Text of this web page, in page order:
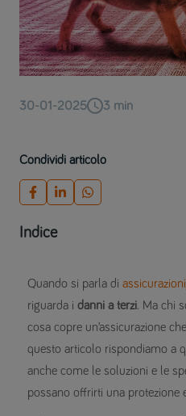
30-01-2025 3 min
Condividi articolo
Indice
Quando si parla di assicurazioni
riguarda i danni a terzi. Ma chi
cosa copre un’assicurazione
questo articolo rispondiamo a
anche come le soluzioni e le
possano offrirti una protezione